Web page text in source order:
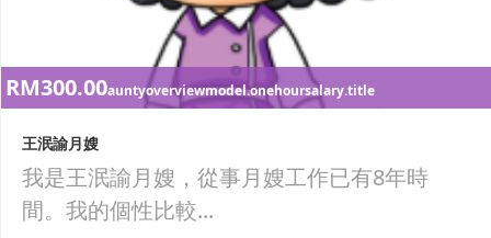
RM300.00auntyoverviewmodel.onehoursalary.title
王泯諭月嫂
我是王泯諭月嫂，從事月嫂工作已有8年時
間。我的個性比較...